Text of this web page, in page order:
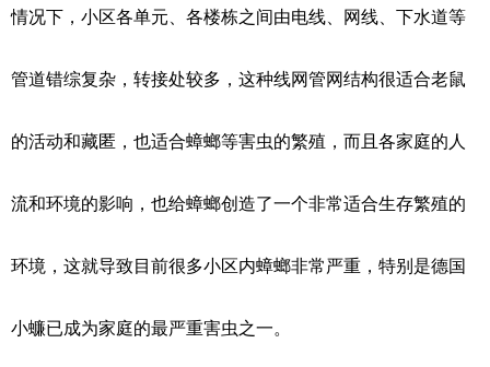
情况下，小区各单元、各楼栋之间由电线、网线、下水道等
管道错综复杂，转接处较多，这种线网管网结构很适合老鼠
的活动和藏匿，也适合蟑螂等害虫的繁殖，而且各家庭的人
流和环境的影响，也给蟑螂创造了一个非常适合生存繁殖的
环境，这就导致目前很多小区内蟑螂非常严重，特别是德国
小蠊已成为家庭的最严重害虫之一。